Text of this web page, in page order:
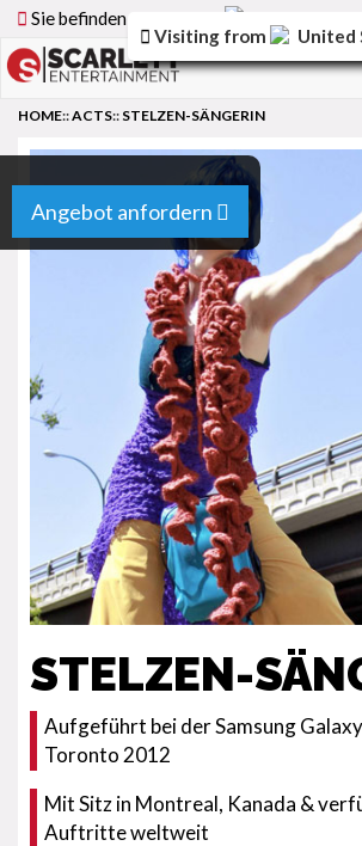
Sie befinden sich auf der
Angebot anfordern
HOME::ACTS:: STELZEN-SÄNGERIN
STELZEN-
Aufgeführt bei der Samsung
Toronto 2012
Mit Sitz in Montreal, Kanada &
Auftritte weltweit
Visiting from United